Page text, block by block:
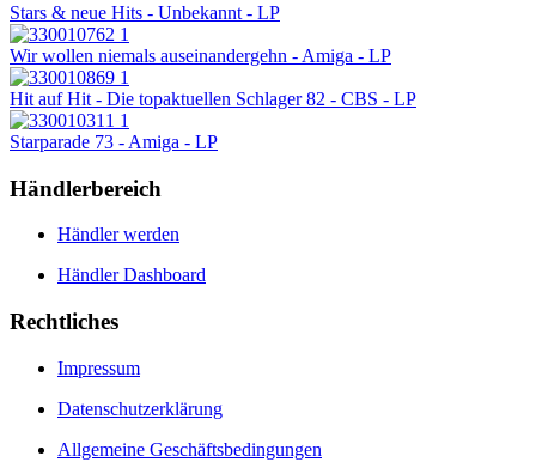
Stars & neue Hits - Unbekannt - LP
Wir wollen niemals auseinandergehn - Amiga - LP
Hit auf Hit - Die topaktuellen Schlager 82 - CBS - LP
Starparade 73 - Amiga - LP
Händlerbereich
Händler werden
Händler Dashboard
Rechtliches
Impressum
Datenschutzerklärung
Allgemeine Geschäftsbedingungen